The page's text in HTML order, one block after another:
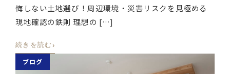
悔しない土地選び！周辺環境・災害リスクを見極める
現地確認の鉄則 理想の […]
続きを読む ›
ブログ